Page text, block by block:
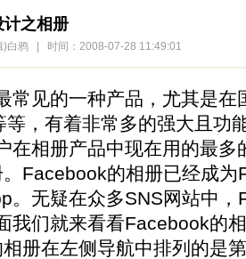
之相册
)白鸦 | 时间：2008-07-28 11:49:01
常见的一种产品，尤其是
，有着非常多的强大且功
在相册产品中现在用的最多
Facebook的相册已经成
。无疑在众多SNS网站中
我们就来看看Facebook的
册在左侧导航中排列的是